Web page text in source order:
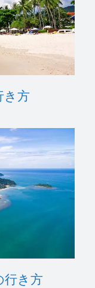
き方
行き方